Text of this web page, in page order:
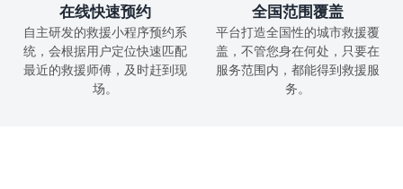
在线快速预约
自主研发的救援小程序预约系
统，会根据用户定位快速匹配
最近的救援师傅，及时赶到现
场。
全国范围覆盖
平台打造全国性的城市救援覆
盖，不管您身在何处，只要在
服务范围内，都能得到救援服
务。